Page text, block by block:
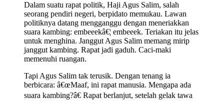
Dalam suatu rapat politik, Haji Agus Salim, salah
seorang pendiri negeri, berpidato memukau. Lawan
politiknya datang mengganggu dengan meneriakkan
suara kambing: embeeekâ€¦ embeeek. Teriakan itu jelas
untuk menghina. Janggut Agus Salim memang mirip
janggut kambing. Rapat jadi gaduh. Caci-maki
memenuhi ruangan.
Tapi Agus Salim tak terusik. Dengan tenang ia
berbicara: â€œMaaf, ini rapat manusia. Mengapa ada
suara kambing?â€ Rapat berlanjut, setelah gelak tawa